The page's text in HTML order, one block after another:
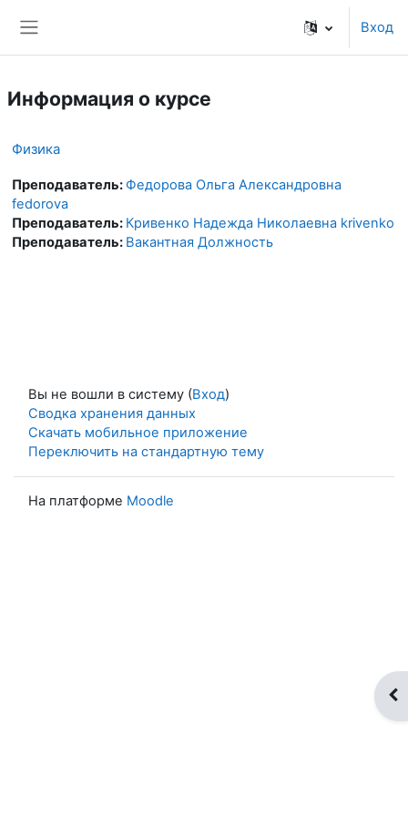
Вход
Информация о курсе
Физика
Преподаватель: Федорова Ольга Александровна
fedorova
Преподаватель: Кривенко Надежда Николаевна krivenko
Преподаватель: Вакантная Должность
Вы не вошли в систему (Вход)
Сводка хранения данных
Скачать мобильное приложение
Переключить на стандартную тему
На платформе Moodle